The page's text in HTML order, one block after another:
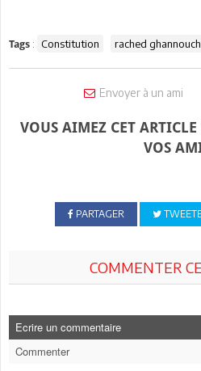
Tags : Constitution rached
Envoyer à un ami
VOUS AIMEZ CET ARTICLE
VOS
PARTAGER
COMMENTER
Ecrire un commentaire
Commenter